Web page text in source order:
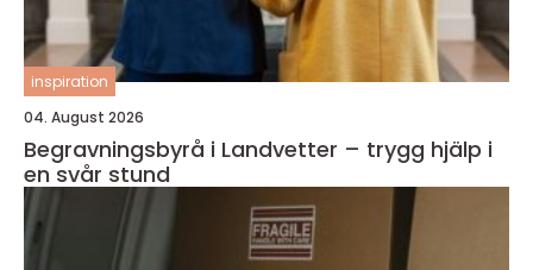
inspiration
04. August 2026
Begravningsbyrå i Landvetter – trygg hjälp i
en svår stund